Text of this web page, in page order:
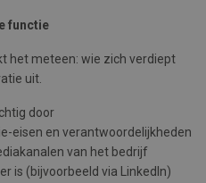
functie
het meteen: wie zich verdiept
uit.
door
eisen en verantwoordelijkheden
van het bedrijf
is (bijvoorbeeld via LinkedIn)